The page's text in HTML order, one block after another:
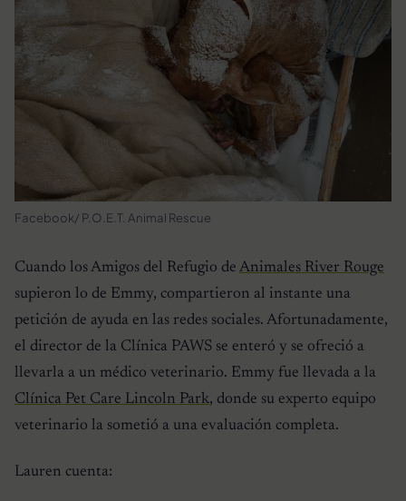
Facebook/ P.O.E.T. Animal Rescue
Cuando los Amigos del Refugio de Animales River Rouge
supieron lo de Emmy, compartieron al instante una
petición de ayuda en las redes sociales. Afortunadamente,
el director de la Clínica PAWS se enteró y se ofreció a
llevarla a un médico veterinario. Emmy fue llevada a la
Clínica Pet Care Lincoln Park, donde su experto equipo
veterinario la sometió a una evaluación completa.
Lauren cuenta: